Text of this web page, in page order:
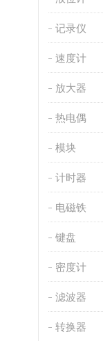
记录仪
速度计
放大器
热电偶
模块
计时器
电磁铁
键盘
密度计
滤波器
转换器